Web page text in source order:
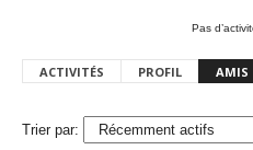
Pas
ACTIVITÉS PROFIL AMIS
Trier par: